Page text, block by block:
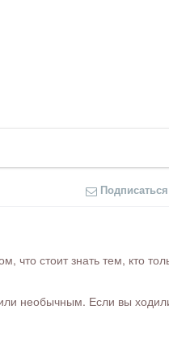
Подписаться
стоит знать тем, кто
необычным. Если вы